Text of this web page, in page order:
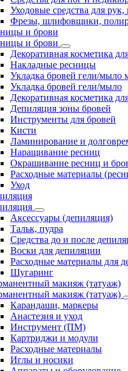
Уходовые средства для
Фрезы, шлифовщики,
и брови
и брови
Декоративная косметика
Накладные ресницы
Укладка бровей гели/мыло
Укладка бровей гели/мыло
Декоративная косметика
Депиляция зоны бровей
Инструменты для бровей
Кисти
Ламинирование и
Наращивание ресниц
Окрашивание ресниц и
Расходные материалы
Уход
Аксессуары (депиляция)
Тальк, пудра
Средства до и после
Воски для депиляции
Расходные материалы для
Шугаринг
макияж (татуаж)
макияж (татуаж)
Карандаши, маркеры
Анастезия и уход
Инструмент (ПМ)
Картриджи и модули
Расходные материалы
Иглы и носики